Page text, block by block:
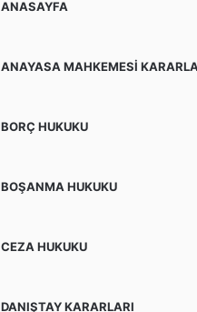
ANASAYFA
ANAYASA MAHKEMESİ
BORÇ HUKUKU
BOŞANMA HUKUKU
CEZA HUKUKU
DANIŞTAY KARARLARI